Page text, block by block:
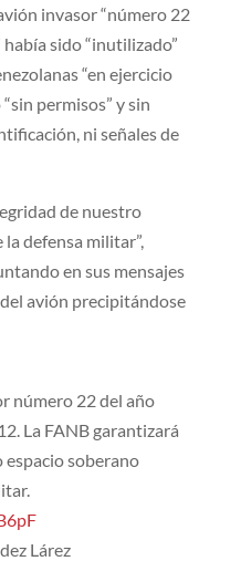
invasor “número 22
sido “inutilizado”
“en ejercicio
permisos” y sin
ni señales de
de nuestro
defensa militar”,
en sus mensajes
avión precipitándose
número 22 del año
La FANB garantizará
soberano
Lárez